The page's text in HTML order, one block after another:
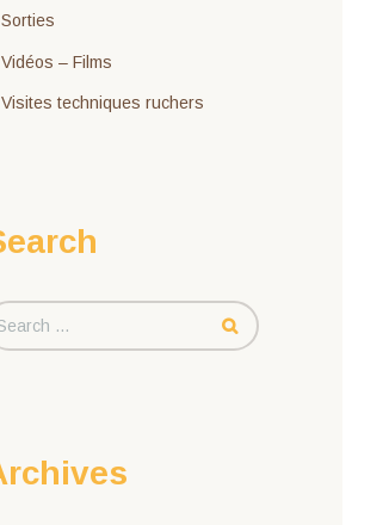
Sorties
Vidéos – Films
Visites techniques ruchers